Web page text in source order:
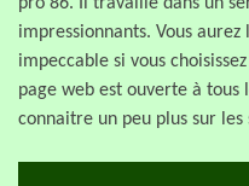
impressionnants. Vous
impeccable si vous
page web est ouverte à
connaitre un peu plus sur les